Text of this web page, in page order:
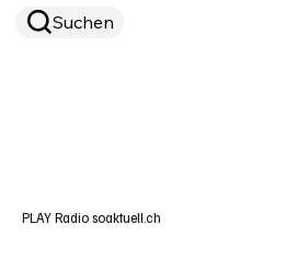
Suchen
PLAY Radio soaktuell.ch